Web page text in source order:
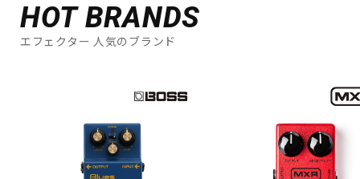
HOT BRANDS
エフェクター 人気のブランド